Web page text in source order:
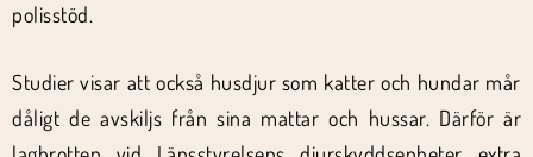
polisstöd.
Studier visar att också husdjur som katter och hundar mår
dåligt de avskiljs från sina mattar och hussar. Därför är